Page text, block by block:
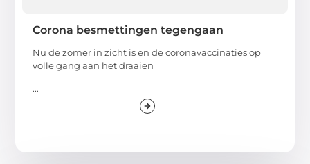
Corona besmettingen tegengaan
Nu de zomer in zicht is en de coronavaccinaties op
volle gang aan het draaien
...